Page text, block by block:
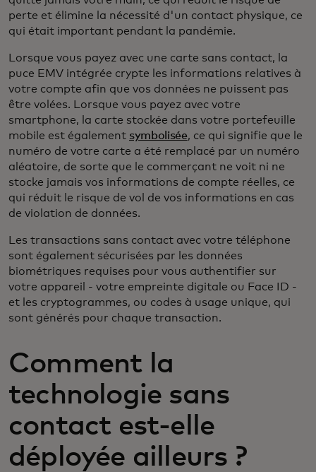
perte et élimine la nécessité d'un contact physique, ce
qui était important pendant la pandémie.
Lorsque vous payez avec une carte sans contact, la
puce EMV intégrée crypte les informations relatives à
votre compte afin que vos données ne puissent pas
être volées. Lorsque vous payez avec votre
smartphone, la carte stockée dans votre portefeuille
mobile est également symbolisée, ce qui signifie que le
numéro de votre carte a été remplacé par un numéro
aléatoire, de sorte que le commerçant ne voit ni ne
stocke jamais vos informations de compte réelles, ce
qui réduit le risque de vol de vos informations en cas
de violation de données.
Les transactions sans contact avec votre téléphone
sont également sécurisées par les données
biométriques requises pour vous authentifier sur
votre appareil - votre empreinte digitale ou Face ID -
et les cryptogrammes, ou codes à usage unique, qui
sont générés pour chaque transaction.
Comment la
technologie sans
contact est-elle
déployée ailleurs ?